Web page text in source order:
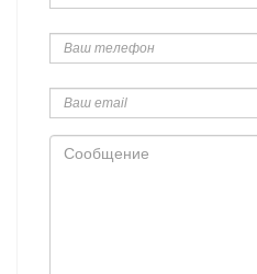
телефон
email
Сообщение